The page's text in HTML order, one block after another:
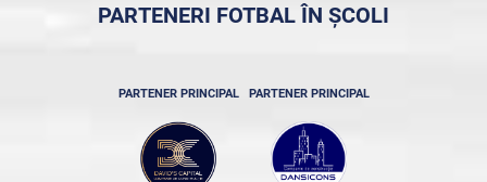
PARTENERI FOTBAL ÎN ȘCOLI
PARTENER PRINCIPAL PARTENER PRINCIPAL